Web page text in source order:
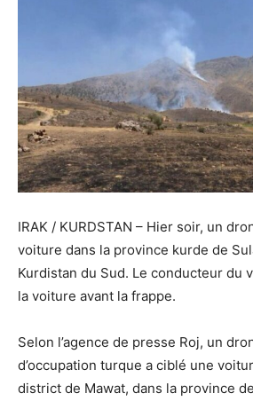
IRAK / KURDSTAN – Hier soir, un
voiture dans la province kurde de
Kurdistan du Sud. Le conducteur du
la voiture avant la frappe.
Selon l’agence de presse Roj, un
d’occupation turque a ciblé une
district de Mawat, dans la province